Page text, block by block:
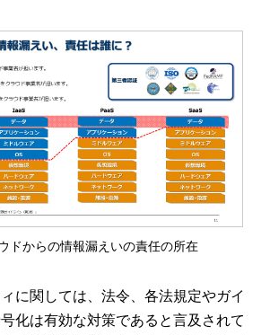
ドからの情報漏えいの責任の所在
に関しては、法令、各法規定やガイ
化は有効な対策であると言及されて